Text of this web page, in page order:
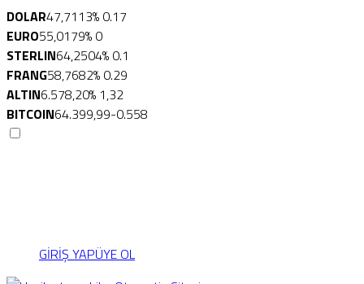
DOLAR47,7113% 0.17
EURO55,0179% 0
STERLIN64,2504% 0.1
FRANG58,7682% 0.29
ALTIN6.578,20% 1,32
BITCOIN64.399,99-0.558
GİRİŞ YAPÜYE OL